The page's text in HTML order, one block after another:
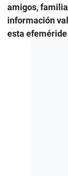
amigos,
información
esta